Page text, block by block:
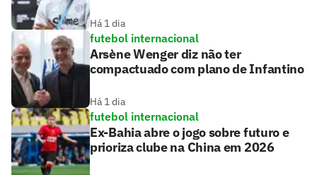
Há 1 dia
futebol internacional
Arsène Wenger diz não ter
compactuado com plano de Infantino
Há 1 dia
futebol internacional
Ex-Bahia abre o jogo sobre futuro e
prioriza clube na China em 2026